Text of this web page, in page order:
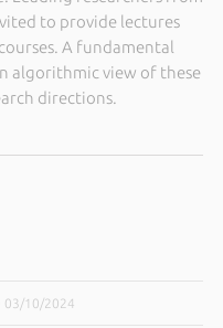
to provide lectures
A fundamental
algorithmic view of these
directions.
03/10/2024